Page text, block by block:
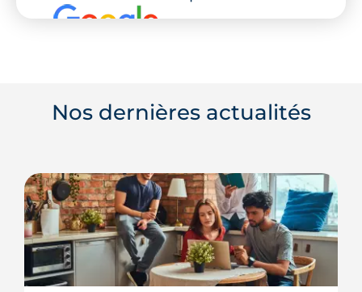
Nos dernières actualités